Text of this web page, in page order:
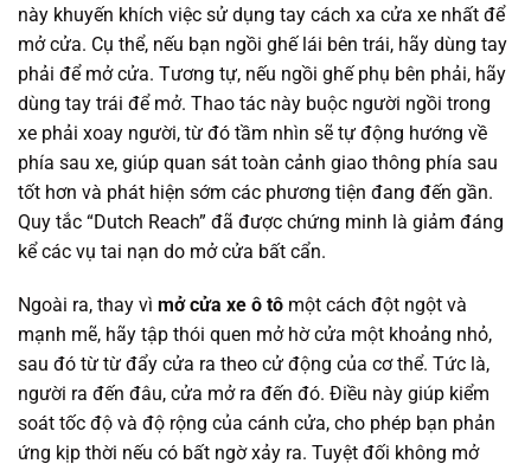
này khuyến khích việc sử dụng tay cách xa cửa xe nhất để
mở cửa. Cụ thể, nếu bạn ngồi ghế lái bên trái, hãy dùng tay
phải để mở cửa. Tương tự, nếu ngồi ghế phụ bên phải, hãy
dùng tay trái để mở. Thao tác này buộc người ngồi trong
xe phải xoay người, từ đó tầm nhìn sẽ tự động hướng về
phía sau xe, giúp quan sát toàn cảnh giao thông phía sau
tốt hơn và phát hiện sớm các phương tiện đang đến gần.
Quy tắc “Dutch Reach” đã được chứng minh là giảm đáng
kể các vụ tai nạn do mở cửa bất cẩn.
Ngoài ra, thay vì mở cửa xe ô tô một cách đột ngột và
mạnh mẽ, hãy tập thói quen mở hờ cửa một khoảng nhỏ,
sau đó từ từ đẩy cửa ra theo cử động của cơ thể. Tức là,
người ra đến đâu, cửa mở ra đến đó. Điều này giúp kiểm
soát tốc độ và độ rộng của cánh cửa, cho phép bạn phản
ứng kịp thời nếu có bất ngờ xảy ra. Tuyệt đối không mở